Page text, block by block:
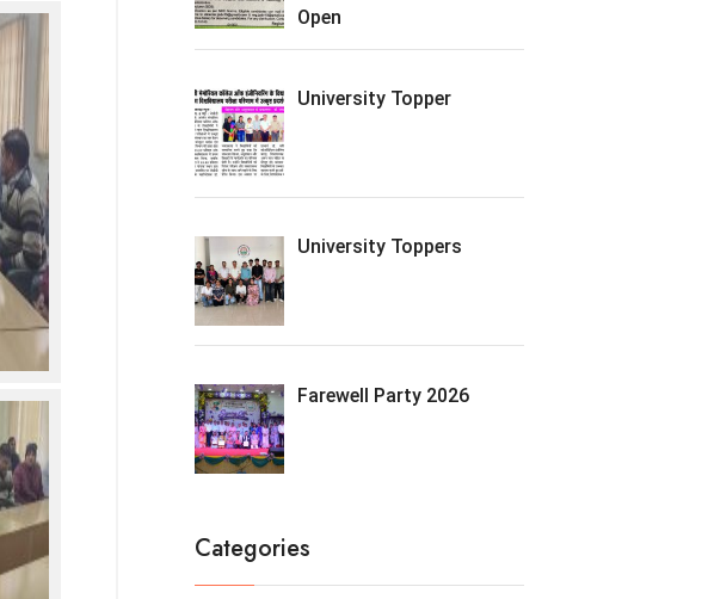
Open
University Topper
University Toppers
Farewell Party 2026
Categories